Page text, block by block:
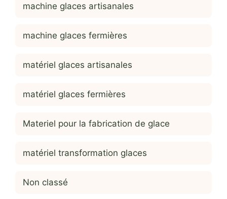
machine glaces artisanales
machine glaces fermières
matériel glaces artisanales
matériel glaces fermières
Materiel pour la fabrication de glace
matériel transformation glaces
Non classé